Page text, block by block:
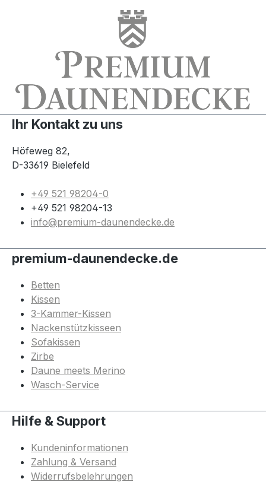
Ihr Kontakt zu uns
Höfeweg 82,
D-33619 Bielefeld
+49 521 98204-0
+49 521 98204-13
info@premium-daunendecke.de
premium-daunendecke.de
Betten
Kissen
3-Kammer-Kissen
Nackenstützkisseen
Sofakissen
Zirbe
Daune meets Merino
Wasch-Service
Hilfe & Support
Kundeninformationen
Zahlung & Versand
Widerrufsbelehrungen